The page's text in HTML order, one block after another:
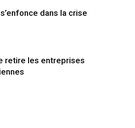
s’enfonce dans la crise
retire les entreprises